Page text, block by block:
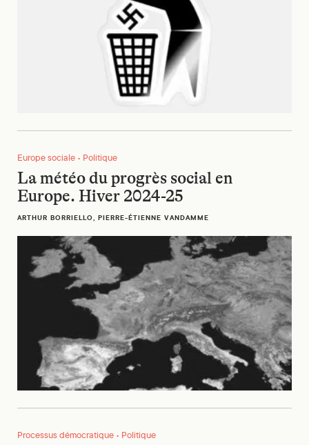
Europe sociale • Politique
La météo du progrès social en
Europe. Hiver 2024-25
ARTHUR BORRIELLO, PIERRE-ÉTIENNE VANDAMME
Processus démocratique • Politique